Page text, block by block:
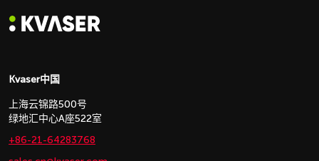
Kvaser中国
上海云锦路500号
绿地汇中心A座522室
+86-21-64283768